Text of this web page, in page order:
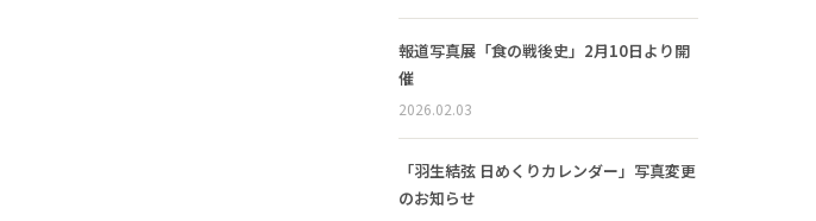
報道写真展「食の戦後史」2月10日より開
催
2026.02.03
「羽生結弦 日めくりカレンダー」写真変更
のお知らせ